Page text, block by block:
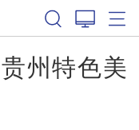
州特色美